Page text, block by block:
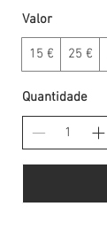
Valor
15 € 25 €
Quantidade